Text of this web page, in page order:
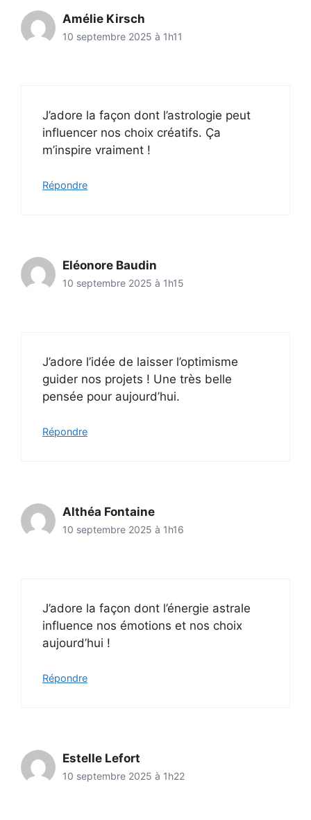
Amélie Kirsch
10 septembre 2025 à 1h11
J’adore la façon dont l’astrologie peut
influencer nos choix créatifs. Ça
m’inspire vraiment !
Répondre
Eléonore Baudin
10 septembre 2025 à 1h15
J’adore l’idée de laisser l’optimisme
guider nos projets ! Une très belle
pensée pour aujourd’hui.
Répondre
Althéa Fontaine
10 septembre 2025 à 1h16
J’adore la façon dont l’énergie astrale
influence nos émotions et nos choix
aujourd’hui !
Répondre
Estelle Lefort
10 septembre 2025 à 1h22